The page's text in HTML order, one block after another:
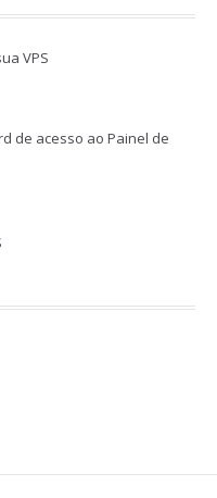
VPS
de acesso ao Painel de